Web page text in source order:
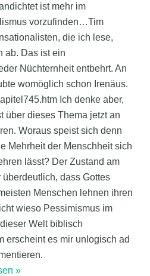
ist mehr im
vorzufinden…Tim
die ich lese,
ab. Das ist ein
Nüchternheit entbehrt. An
womöglich schon Irenäus.
Ich denke aber,
über dieses Thema jetzt an
Woraus speist sich denn
Mehrheit der Menschheit sich
lässt? Der Zustand am
dass Gottes
Menschen lehnen ihren
wieso Pessimismus im
Welt biblisch
erscheint es mir unlogisch ad
»